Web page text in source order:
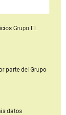
Grupo EL
parte del Grupo
datos